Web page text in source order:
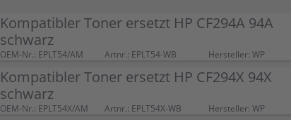
Kompatibler Toner ersetzt HP CF294A 94A
schwarz
OEM-Nr.: EPLT54/AM Artnr.: EPLT54-WB Hersteller: WP
Kompatibler Toner ersetzt HP CF294X 94X
schwarz
OEM-Nr.: EPLT54X/AM Artnr.: EPLT54X-WB Hersteller: WP